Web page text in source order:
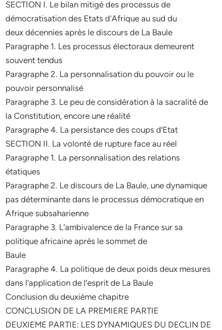
SECTION I. Le bilan mitigé des processus de
démocratisation des Etats d’Afrique au sud du
deux décennies après le discours de La Baule
Paragraphe 1. Les processus électoraux demeurent
souvent tendus
Paragraphe 2. La personnalisation du pouvoir ou le
pouvoir personnalisé
Paragraphe 3. Le peu de considération à la sacralité de
la Constitution, encore une réalité
Paragraphe 4. La persistance des coups d’Etat
SECTION II. La volonté de rupture face au réel
Paragraphe 1. La personnalisation des relations
étatiques
Paragraphe 2. Le discours de La Baule, une dynamique
pas déterminante dans le processus démocratique en
Afrique subsaharienne
Paragraphe 3. L’ambivalence de la France sur sa
politique africaine après le sommet de
Baule
Paragraphe 4. La politique de deux poids deux mesures
dans l’application de l’esprit de La Baule
Conclusion du deuxième chapitre
CONCLUSION DE LA PREMIERE PARTIE
DEUXIEME PARTIE: LES DYNAMIQUES DU DECLIN DE